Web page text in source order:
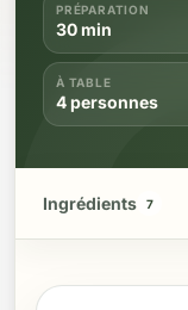
PRÉPARATION
30 min
À TABLE
4 personnes
Ingrédients 7